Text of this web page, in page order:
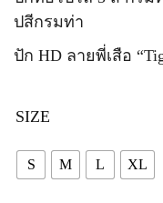
ระดับ
ปสีกรมท่า
ปัก HD ลายพี่เสือ
SIZE
S M L XL